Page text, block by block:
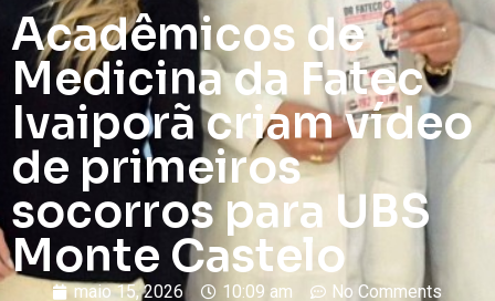
Acadêmicos de
Medicina da Fatec
Ivaiporã criam vídeo
de primeiros
socorros para UBS
Monte Castelo
maio 15, 2026 10:09 am No Comments